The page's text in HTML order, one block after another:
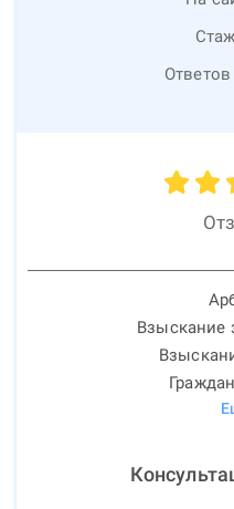
Ответов
Взыскание